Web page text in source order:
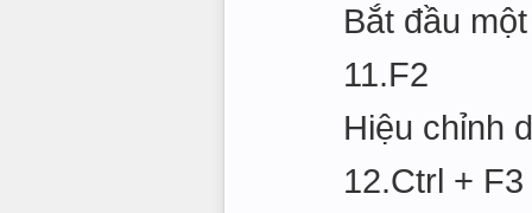
Bắt đầu
11.F2
Hiệu chỉnh
12.Ctrl + F3